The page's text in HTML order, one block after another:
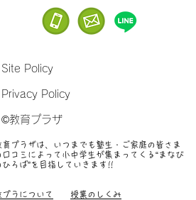
Site Policy
Privacy Policy
©教育プラザ
育プラザは、いつまでも塾生・ご家庭の皆さま
口コミによって小中学生が集まってくる“まなび
ひろば”を目指していきます !!
プラについて 授業のしくみ